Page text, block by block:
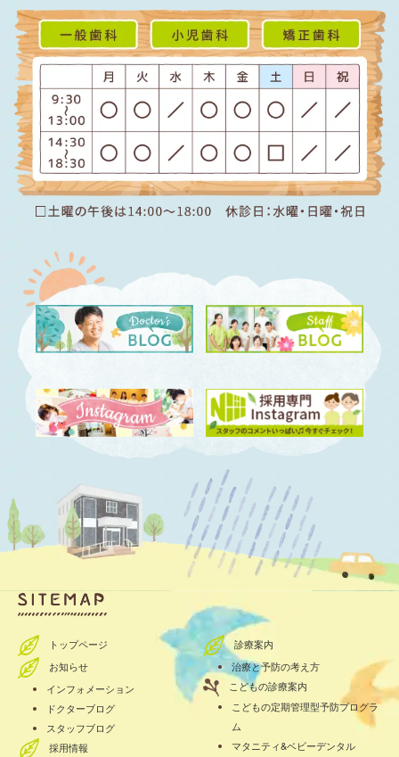
トップページ
お知らせ
インフォメーション
ドクターブログ
スタッフブログ
採用情報
診療案内
治療と予防の考え方
こどもの診療案内
こどもの定期管理型予防プログラ
ム
マタニティ&ベビーデンタル